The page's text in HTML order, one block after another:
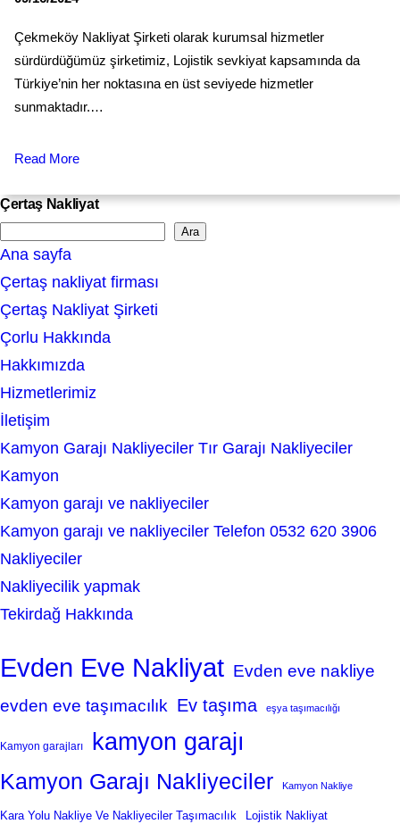
Çekmeköy Nakliyat Şirketi olarak kurumsal hizmetler
sürdürdüğümüz şirketimiz, Lojistik sevkiyat kapsamında da
Türkiye’nin her noktasına en üst seviyede hizmetler
sunmaktadır.…
Read More
Çertaş Nakliyat
e
a
r
c
h
Ara
Ana sayfa
Çertaş nakliyat firması
Çertaş Nakliyat Şirketi
Çorlu Hakkında
Hakkımızda
Hizmetlerimiz
İletişim
Kamyon Garajı Nakliyeciler Tır Garajı Nakliyeciler
Kamyon
Kamyon garajı ve nakliyeciler
Kamyon garajı ve nakliyeciler Telefon 0532 620 3906
Nakliyeciler
Nakliyecilik yapmak
Tekirdağ Hakkında
Evden Eve Nakliyat Evden eve nakliye
evden eve taşımacılık Ev taşıma eşya taşımacılığı
Kamyon garajları kamyon garajı
Kamyon Garajı Nakliyeciler Kamyon Nakliye
Kara Yolu Nakliye Ve Nakliyeciler Taşımacılık Lojistik Nakliyat